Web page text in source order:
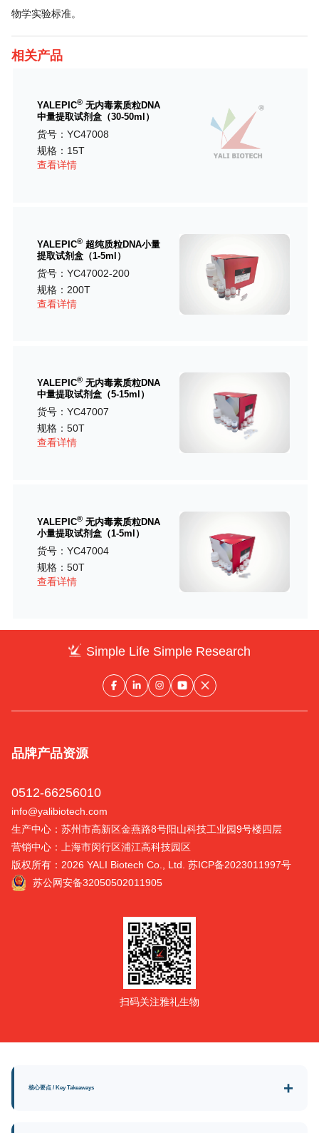
物学实验标准。
相关产品
YALEPIC® 无内毒素质粒DNA
中量提取试剂盒（30-50ml）
货号：YC47008
规格：15T
查看详情
YALEPIC® 超纯质粒DNA小量
提取试剂盒（1-5ml）
货号：YC47002-200
规格：200T
查看详情
YALEPIC® 无内毒素质粒DNA
中量提取试剂盒（5-15ml）
货号：YC47007
规格：50T
查看详情
YALEPIC® 无内毒素质粒DNA
小量提取试剂盒（1-5ml）
货号：YC47004
规格：50T
查看详情
Simple Life Simple Research
品牌产品资源
0512-66256010
info@yalibiotech.com
生产中心：苏州市高新区金燕路8号阳山科技工业园9号楼四层
营销中心：上海市闵行区浦江高科技园区
版权所有：2026 YALI Biotech Co., Ltd. 苏ICP备2023011997号
苏公网安备32050502011905
扫码关注雅礼生物
核心要点 / Key Takeaways